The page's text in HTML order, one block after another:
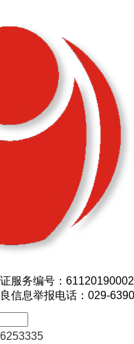
服务编号：61120190002
信息举报电话：029-